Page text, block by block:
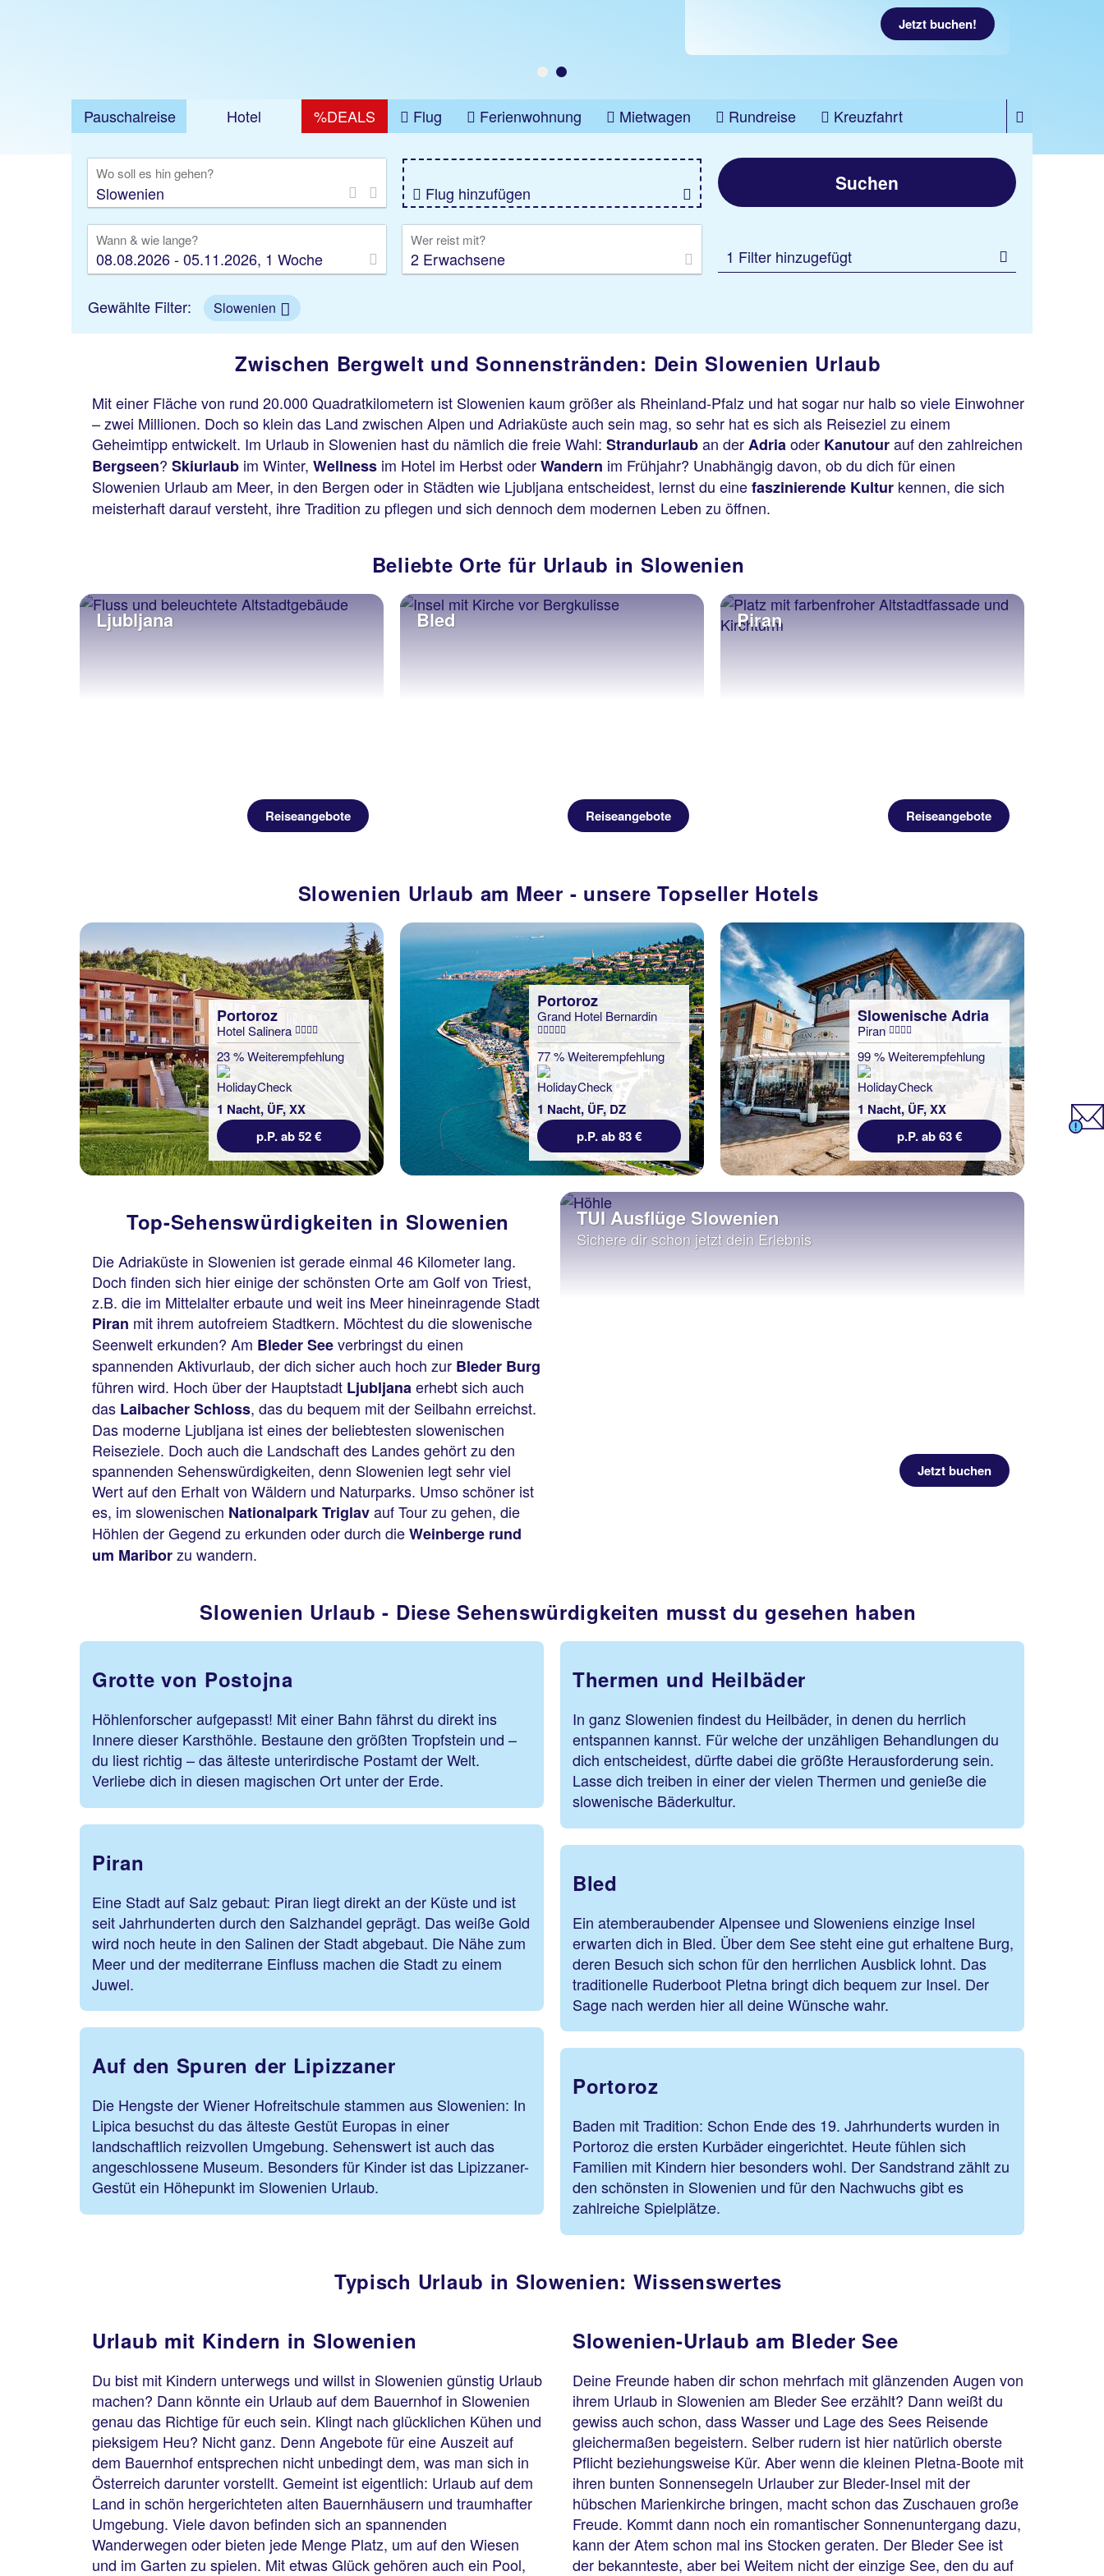
Jetzt buchen!
Pauschalreise Hotel %DEALS Flug Ferienwohnung Mietwagen Rundreise
Kreuzfahrt
Wo soll es hin gehen?
Flug hinzufügen
Wann & wie lange?
08.08.2026 - 05.11.2026, 1 Woche
Wer reist mit?
2 Erwachsene
Suchen
1 Filter hinzugefügt
Gewählte Filter: Slowenien
Zwischen Bergwelt und Sonnenstränden: Dein Slowenien Urlaub
Mit einer Fläche von rund 20.000 Quadratkilometern ist Slowenien kaum größer als Rheinland-Pfalz und hat sogar nur halb so viele Einwohner
– zwei Millionen. Doch so klein das Land zwischen Alpen und Adriaküste auch sein mag, so sehr hat es sich als Reiseziel zu einem
Geheimtipp entwickelt. Im Urlaub in Slowenien hast du nämlich die freie Wahl: Strandurlauban derAdriaoder Kanutourauf den zahlreichen
Bergseen? Skiurlaub im Winter, Wellness im Hotel im Herbst oderWandern im Frühjahr? Unabhängig davon, ob du dich für einen
Slowenien Urlaub am Meer, in den Bergen oder in Städten wie Ljubljana entscheidest, lernst du einefaszinierende Kultur kennen, die sich
meisterhaft darauf versteht, ihre Tradition zu pflegen und sich dennoch dem modernen Leben zu öffnen.
Beliebte Orte für Urlaub in Slowenien
Ljubljana
Reiseangebote
Bled
Reiseangebote
Piran
Reiseangebote
Slowenien Urlaub am Meer - unsere Topseller Hotels
Portoroz
Hotel Salinera
23 % Weiterempfehlung
1 Nacht, ÜF, XX
p.P. ab 52 €
Portoroz
Grand Hotel Bernardin
77 % Weiterempfehlung
1 Nacht, ÜF, DZ
p.P. ab 83 €
Slowenische Adria
Piran
99 % Weiterempfehlung
1 Nacht, ÜF, XX
p.P. ab 63 €
Top-Sehenswürdigkeiten in Slowenien
Die Adriaküste in Slowenien ist gerade einmal 46 Kilometer lang.
Doch finden sich hier einige der schönsten Orte am Golf von Triest,
z.B. die im Mittelalter erbaute und weit ins Meer hineinragende Stadt
Piran mit ihrem autofreiem Stadtkern. Möchtest du die slowenische
Seenwelt erkunden? Am Bleder Seeverbringst du einen
spannenden Aktivurlaub, der dich sicher auch hoch zur Bleder Burg
führen wird. Hoch über der Hauptstadt Ljubljanaerhebt sich auch
das Laibacher Schloss, das du bequem mit der Seilbahn erreichst.
Das moderne Ljubljana ist eines der beliebtesten slowenischen
Reiseziele. Doch auch die Landschaft des Landes gehört zu den
spannenden Sehenswürdigkeiten, denn Slowenien legt sehr viel
Wert auf den Erhalt von Wäldern und Naturparks. Umso schöner ist
es, im slowenischen Nationalpark Triglavauf Tour zu gehen, die
Höhlen der Gegend zu erkunden oder durch dieWeinberge rund
um Mariborzu wandern.
TUI Ausflüge Slowenien
Sichere dir schon jetzt dein Erlebnis
Jetzt buchen
Slowenien Urlaub - Diese Sehenswürdigkeiten musst du gesehen haben
Grotte von Postojna
Höhlenforscher aufgepasst! Mit einer Bahn fährst du direkt ins
Innere dieser Karsthöhle. Bestaune den größten Tropfstein und –
du liest richtig – das älteste unterirdische Postamt der Welt.
Verliebe dich in diesen magischen Ort unter der Erde.
Piran
Eine Stadt auf Salz gebaut: Piran liegt direkt an der Küste und ist
seit Jahrhunderten durch den Salzhandel geprägt. Das weiße Gold
wird noch heute in den Salinen der Stadt abgebaut. Die Nähe zum
Meer und der mediterrane Einfluss machen die Stadt zu einem
Juwel.
Auf den Spuren der Lipizzaner
Die Hengste der Wiener Hofreitschule stammen aus Slowenien: In
Lipica besuchst du das älteste Gestüt Europas in einer
landschaftlich reizvollen Umgebung. Sehenswert ist auch das
angeschlossene Museum. Besonders für Kinder ist das Lipizzaner-
Gestüt ein Höhepunkt im Slowenien Urlaub.
Thermen und Heilbäder
In ganz Slowenien findest du Heilbäder, in denen du herrlich
entspannen kannst. Für welche der unzähligen Behandlungen du
dich entscheidest, dürfte dabei die größte Herausforderung sein.
Lasse dich treiben in einer der vielen Thermen und genieße die
slowenische Bäderkultur.
Bled
Ein atemberaubender Alpensee und Sloweniens einzige Insel
erwarten dich in Bled. Über dem See steht eine gut erhaltene Burg,
deren Besuch sich schon für den herrlichen Ausblick lohnt. Das
traditionelle Ruderboot Pletna bringt dich bequem zur Insel. Der
Sage nach werden hier all deine Wünsche wahr.
Portoroz
Baden mit Tradition: Schon Ende des 19. Jahrhunderts wurden in
Portoroz die ersten Kurbäder eingerichtet. Heute fühlen sich
Familien mit Kindern hier besonders wohl. Der Sandstrand zählt zu
den schönsten in Slowenien und für den Nachwuchs gibt es
zahlreiche Spielplätze.
Typisch Urlaub in Slowenien: Wissenswertes
Urlaub mit Kindern in Slowenien
Du bist mit Kindern unterwegs und willst in Slowenien günstig Urlaub
machen? Dann könnte ein Urlaub auf dem Bauernhof in Slowenien
genau das Richtige für euch sein. Klingt nach glücklichen Kühen und
pieksigem Heu? Nicht ganz. Denn Angebote für eine Auszeit auf
dem Bauernhof entsprechen nicht unbedingt dem, was man sich in
Österreich darunter vorstellt. Gemeint ist eigentlich: Urlaub auf dem
Land in schön hergerichteten alten Bauernhäusern und traumhafter
Umgebung. Viele davon befinden sich an spannenden
Wanderwegen oder bieten jede Menge Platz, um auf den Wiesen
und im Garten zu spielen. Mit etwas Glück gehören auch ein Pool,
Slowenien-Urlaub am Bleder See
Deine Freunde haben dir schon mehrfach mit glänzenden Augen von
ihrem Urlaub in Slowenien am Bleder See erzählt? Dann weißt du
gewiss auch schon, dass Wasser und Lage des Sees Reisende
gleichermaßen begeistern. Selber rudern ist hier natürlich oberste
Pflicht beziehungsweise Kür. Aber wenn die kleinen Pletna-Boote mit
ihren bunten Sonnensegeln Urlauber zur Bleder-Insel mit der
hübschen Marienkirche bringen, macht schon das Zuschauen große
Freude. Kommt dann noch ein romantischer Sonnenuntergang dazu,
kann der Atem schon mal ins Stocken geraten. Der Bleder See ist
der bekannteste, aber bei Weitem nicht der einzige See, den du auf